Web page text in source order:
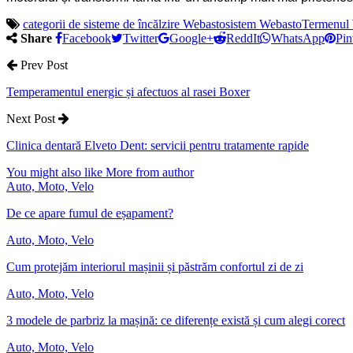
categorii de sisteme de încălzire Webastosistem WebastoTermenul
Share
Facebook Twitter Google+ ReddIt WhatsApp
Prev Post
Temperamentul energic și afectuos al rasei Boxer
Next Post
Clinica dentară Elveto Dent: servicii pentru tratamente rapide
You might also like More from author
Auto, Moto, Velo
De ce apare fumul de eșapament?
Auto, Moto, Velo
Cum protejăm interiorul mașinii și păstrăm confortul zi de zi
Auto, Moto, Velo
3 modele de parbriz la mașină: ce diferențe există și cum alegi corect
Auto, Moto, Velo